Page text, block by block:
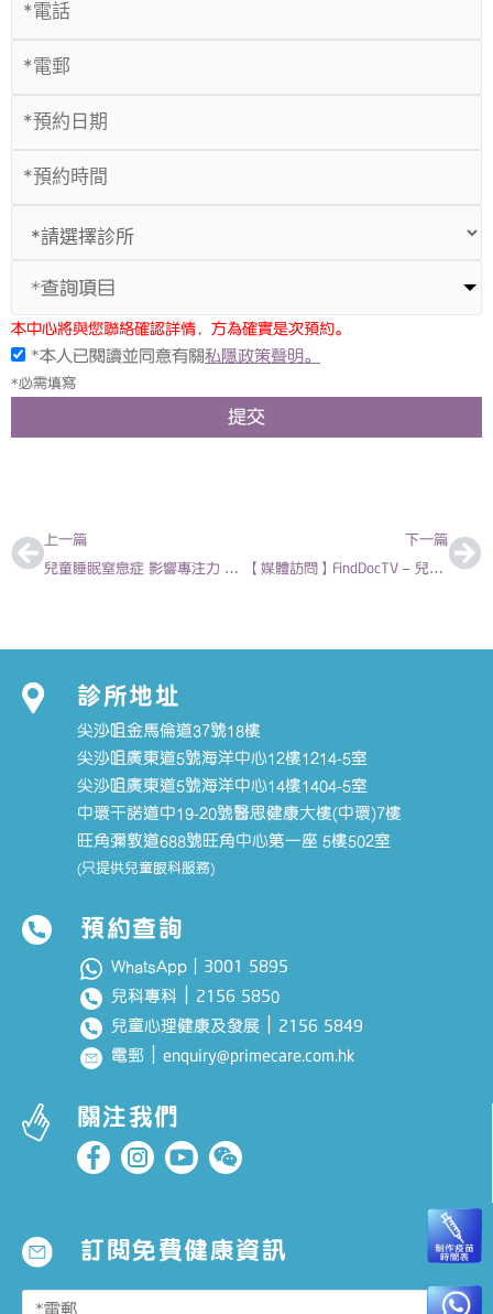
*查詢項目
本中心將與您聯絡確認詳情，方為確實是次預約。
*本人已閱讀並同意有關私隱政策聲明。
*必需填寫
提交
上一篇
兒童睡眠窒息症 影響專注力 – 陳亦俊 兒科專科醫生
下一篇
【媒體訪問】FindDocTV – 兒童及青少年濕疹 2021-06-09 | 陳欣永 – 香港兒科醫生
診所地址
尖沙咀金馬倫道37號18樓
尖沙咀廣東道5號海洋中心12樓1214-5室
尖沙咀廣東道5號海洋中心14樓1404-5室
中環干諾道中19-20號醫思健康大樓(中環)7樓
旺角彌敦道688號旺角中心第一座 5樓502室
(只提供兒童眼科服務)
預約查詢
WhatsApp｜ 3001 5895
兒科專科 2156 5850
兒童心理健康及發展
2156 5849
電郵 ｜enquiry@primecare.com.hk
關注我們
訂閱免費健康資訊